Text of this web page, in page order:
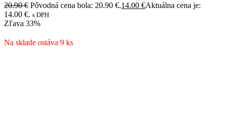
20.90€ Pôvodná cena bola: 20.90 €.14.00 €Aktuálna cena je:
14.00 €. s DPH
Zľava 33%
Na sklade ostáva 9 ks